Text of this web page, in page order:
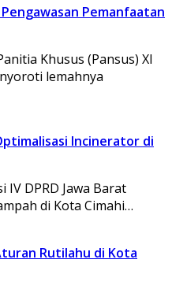
Pemanfaatan
Khusus (Pansus) XI
lemahnya
Incinerator di
IV DPRD Jawa Barat
di Kota Cimahi…
Rutilahu di Kota